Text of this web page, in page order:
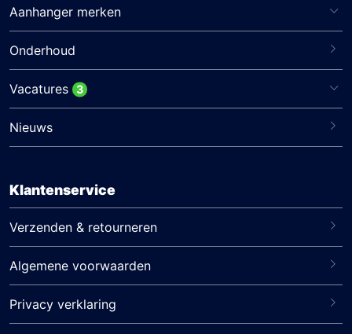
Aanhanger merken
Onderhoud
Vacatures 3
Nieuws
Klantenservice
Verzenden & retourneren
Algemene voorwaarden
Privacy verklaring